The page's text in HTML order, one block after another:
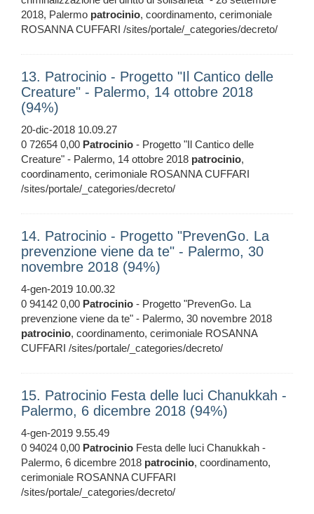
2018, Palermo patrocinio, coordinamento, cerimoniale
ROSANNA CUFFARI /sites/portale/_categories/decreto/
13. Patrocinio - Progetto "Il Cantico delle
Creature" - Palermo, 14 ottobre 2018
(94%)
20-dic-2018 10.09.27
0 72654 0,00 Patrocinio - Progetto "Il Cantico delle
Creature" - Palermo, 14 ottobre 2018 patrocinio,
coordinamento, cerimoniale ROSANNA CUFFARI
/sites/portale/_categories/decreto/
14. Patrocinio - Progetto "PrevenGo. La
prevenzione viene da te" - Palermo, 30
novembre 2018 (94%)
4-gen-2019 10.00.32
0 94142 0,00 Patrocinio - Progetto "PrevenGo. La
prevenzione viene da te" - Palermo, 30 novembre 2018
patrocinio, coordinamento, cerimoniale ROSANNA
CUFFARI /sites/portale/_categories/decreto/
15. Patrocinio Festa delle luci Chanukkah -
Palermo, 6 dicembre 2018 (94%)
4-gen-2019 9.55.49
0 94024 0,00 Patrocinio Festa delle luci Chanukkah -
Palermo, 6 dicembre 2018 patrocinio, coordinamento,
cerimoniale ROSANNA CUFFARI
/sites/portale/_categories/decreto/